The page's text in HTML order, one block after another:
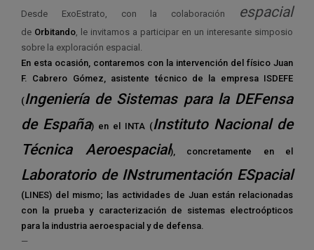
Desde ExoEstrato, con la colaboración espacial
de Orbitando , le invitamos a participar en un interesante simposio
sobre la exploración espacial.
En esta ocasión, contaremos con la intervención del físico Juan
F. Cabrero Gómez, asistente técnico de la empresa ISDEFE
(Ingeniería de Sistemas para la DEFensa
de España) en el INTA (Instituto Nacional de
Técnica Aeroespacial), concretamente en el
Laboratorio de INstrumentación ESpacial
(LINES) del mismo; las actividades de Juan están relacionadas
con la prueba y caracterización de sistemas electroópticos
para la industria aeroespacial y de defensa.
—